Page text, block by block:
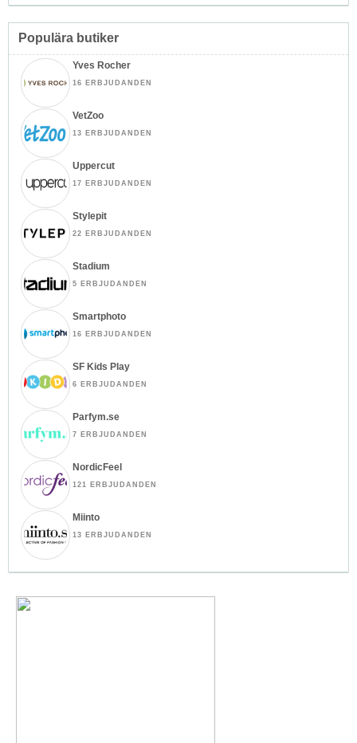
Populära butiker
Yves Rocher
16 ERBJUDANDEN
VetZoo
13 ERBJUDANDEN
Uppercut
17 ERBJUDANDEN
Stylepit
22 ERBJUDANDEN
Stadium
5 ERBJUDANDEN
Smartphoto
16 ERBJUDANDEN
SF Kids Play
6 ERBJUDANDEN
Parfym.se
7 ERBJUDANDEN
NordicFeel
121 ERBJUDANDEN
Miinto
13 ERBJUDANDEN